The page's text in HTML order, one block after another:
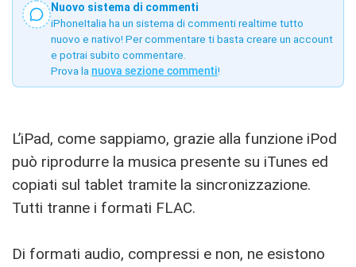
Nuovo sistema di commenti
iPhoneItalia ha un sistema di commenti realtime tutto
nuovo e nativo! Per commentare ti basta creare un account
e potrai subito commentare.
Prova la nuova sezione commenti!
L’iPad, come sappiamo, grazie alla funzione iPod
può riprodurre la musica presente su iTunes ed
copiati sul tablet tramite la sincronizzazione.
Tutti tranne i formati FLAC.
Di formati audio, compressi e non, ne esistono